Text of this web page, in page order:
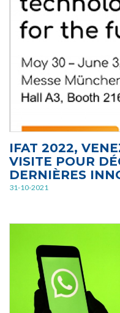
IFAT 2022,
VISITE POUR
DERNIÈRES
31-10-2021